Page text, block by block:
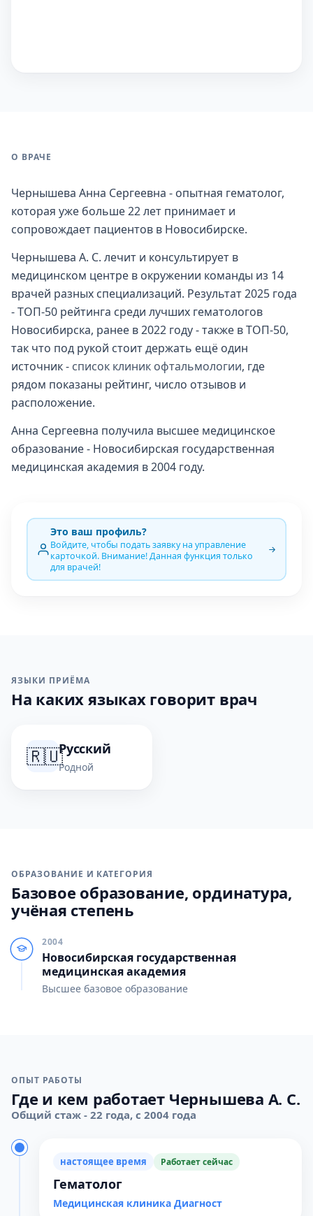
О ВРАЧЕ
Чернышева Анна Сергеевна - опытная гематолог,
которая уже больше 22 лет принимает и
сопровождает пациентов в Новосибирске.
Чернышева А. С. лечит и консультирует в
медицинском центре в окружении команды из 14
врачей разных специализаций. Результат 2025 года
- ТОП-50 рейтинга среди лучших гематологов
Новосибирска, ранее в 2022 году - также в ТОП-50,
так что под рукой стоит держать ещё один
источник - список клиник офтальмологии, где
рядом показаны рейтинг, число отзывов и
расположение.
Анна Сергеевна получила высшее медицинское
образование - Новосибирская государственная
медицинская академия в 2004 году.
Это ваш профиль?
Войдите, чтобы подать заявку на управление
карточкой. Внимание! Данная функция только
для врачей!
ЯЗЫКИ ПРИЁМА
На каких языках говорит врач
🇷🇺Русский
Родной
ОБРАЗОВАНИЕ И КАТЕГОРИЯ
Базовое образование, ординатура,
учёная степень
2004
Новосибирская государственная
медицинская академия
Высшее базовое образование
ОПЫТ РАБОТЫ
Где и кем работает Чернышева А. С.
Общий стаж - 22 года, с 2004 года
настоящее время Работает сейчас
Гематолог
Медицинская клиника Диагност